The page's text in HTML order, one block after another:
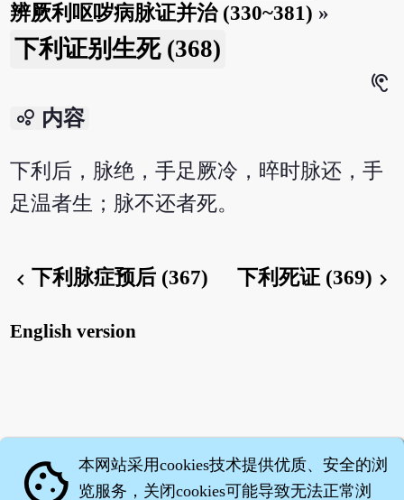
辨厥利呕哕病脉证并治 (330~381) »
下利证别生死 (368)
hearing
bubble_chart 内容
下利后，脉绝，手足厥冷，晬时脉还，手
足温者生；脉不还者死。
chevron_left 下利脉症预后 (367) 下利死证 (369) chevron_right
English version
cookie 本网站采用cookies技术提供优质、安全的浏
览服务，关闭cookies可能导致无法正常浏